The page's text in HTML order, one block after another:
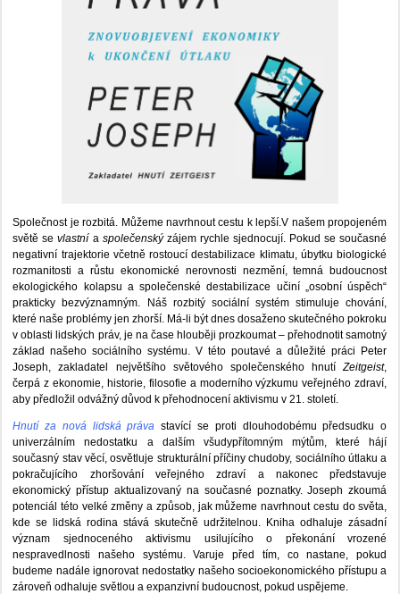
Společnost je rozbitá. Můžeme navrhnout cestu k lepší.V našem propojeném
světě sevlastnía společenskýzájem rychle sjednocují. Pokud se současné
negativní trajektorie včetně rostoucí destabilizace klimatu, úbytku biologické
rozmanitosti a růstu ekonomické nerovnosti nezmění, temná budoucnost
ekologického kolapsu a společenské destabilizace učiní „osobní úspěch“
prakticky bezvýznamným. Náš rozbitý sociální systém stimuluje chování,
které naše problémy jen zhorší. Má-li být dnes dosaženo skutečného pokroku
v oblasti lidských práv, je na čase hlouběji prozkoumat – přehodnotit samotný
základ našeho sociálního systému. V této poutavé a důležité práci Peter
Joseph, zakladatel největšího světového společenského hnutíZeitgeist,
čerpá z ekonomie, historie, filosofie a moderního výzkumu veřejného zdraví,
aby předložil odvážný důvod k přehodnocení aktivismu v 21. století.
Hnutí za nová lidská práva stavící se proti dlouhodobému předsudku o
univerzálním nedostatku a dalším všudypřítomným mýtům, které hájí
současný stav věcí, osvětluje strukturální příčiny chudoby, sociálního útlaku a
pokračujícího zhoršování veřejného zdraví a nakonec představuje
ekonomický přístup aktualizovaný na současné poznatky. Joseph zkoumá
potenciál této velké změny a způsob, jak můžeme navrhnout cestu do světa,
kde se lidská rodina stává skutečně udržitelnou. Kniha odhaluje zásadní
význam sjednoceného aktivismu usilujícího o překonání vrozené
nespravedlnosti našeho systému. Varuje před tím, co nastane, pokud
budeme nadále ignorovat nedostatky našeho socioekonomického přístupu a
zároveň odhaluje světlou a expanzivní budoucnost, pokud uspějeme.